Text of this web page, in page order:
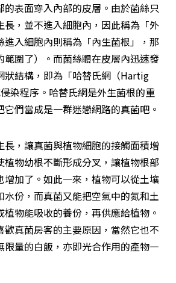
的表面穿入內部的皮層。由於菌絲只
長，並不進入細胞內，因此稱為「外
進入細胞內則稱為「內生菌根」，那
範圍了）。而菌絲體在皮層內迅速發
狀結構，即為「哈替氏網（Hartig
染程序。哈替氏網是外生菌根的重
們當成是一群迷戀網路的真菌吧。
長，讓真菌與植物細胞的接觸面積增
植物幼根不斷形成分叉，讓植物根部
增加了。如此一來，植物可以從土壤
水份，而真菌又能把空氣中的氮和土
物能吸收的養份，再供應給植物。
歡真菌房客的主要原因，當然它也不
限量的白飯，亦即光合作用的產物—